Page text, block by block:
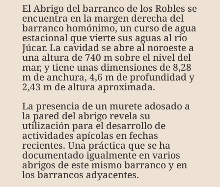
El Abrigo del barranco de los Robles se
encuentra en la margen derecha del
barranco homónimo, un curso de agua
estacional que vierte sus aguas al río
Júcar. La cavidad se abre al noroeste a
una altura de 740 m sobre el nivel del
mar, y tiene unas dimensiones de 8,28
m de anchura, 4,6 m de profundidad y
2,43 m de altura aproximada.
La presencia de un murete adosado a
la pared del abrigo revela su
utilización para el desarrollo de
actividades apícolas en fechas
recientes. Una práctica que se ha
documentado igualmente en varios
abrigos de este mismo barranco y en
los barrancos adyacentes.